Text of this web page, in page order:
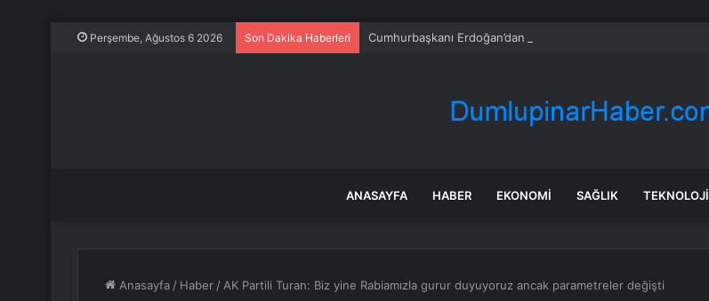
Perşembe, Ağustos 6 2026 Son Dakika Haberleri Cumhurbaşkanı Erdoğan’dan ‘Terörsüz Türkiye’ mesajı
ANASAYFA HABER EKONOMI SAĞLIK TEKNOLOJI
Anasayfa / Haber / AK Partili Turan: Biz yine Rabiamızla gurur duyuyoruz ancak parametreler değişti